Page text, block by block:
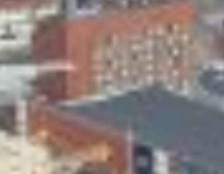
Skeittihalli
Varhaiskasvatus
Ateria- ja välipalamaksut
Mämminiemi
Taideapteekki
Kirjasto